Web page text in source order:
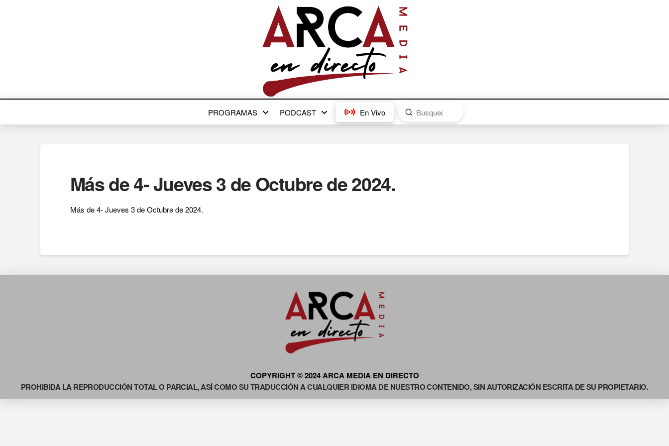
PROGRAMAS PODCAST En Vivo
Search
Submit
Más de 4- Jueves 3 de Octubre de 2024.
Más de 4- Jueves 3 de Octubre de 2024.
COPYRIGHT © 2024 ARCA MEDIA EN DIRECTO
PROHIBIDA LA REPRODUCCIÓN TOTAL O PARCIAL, ASÍ COMO SU TRADUCCIÓN A CUALQUIER IDIOMA DE NUESTRO CONTENIDO, SIN AUTORIZACIÓN ESCRITA DE SU PROPIETARIO.